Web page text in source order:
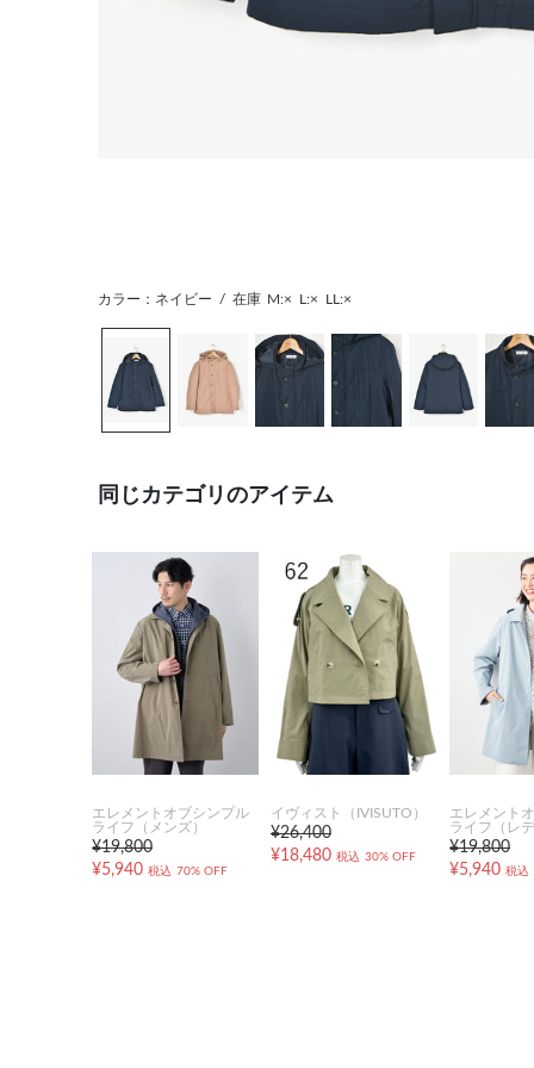
カラー：ネイビー / 在庫 M:× L:× LL:×
同じカテゴリのアイテム
エレメントオブシンプル
ライフ（メンズ）
¥19,800
¥5,940 税込 70% OFF
イヴィスト（IVISUTO）
¥26,400
¥18,480 税込 30% OFF
エレメント
ライフ（レ
¥19,800
¥5,940 税込